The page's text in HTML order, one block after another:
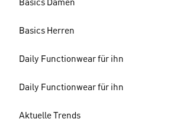
Basics Damen
Basics Herren
Daily Functionwear für ihn
Daily Functionwear für ihn
Aktuelle Trends